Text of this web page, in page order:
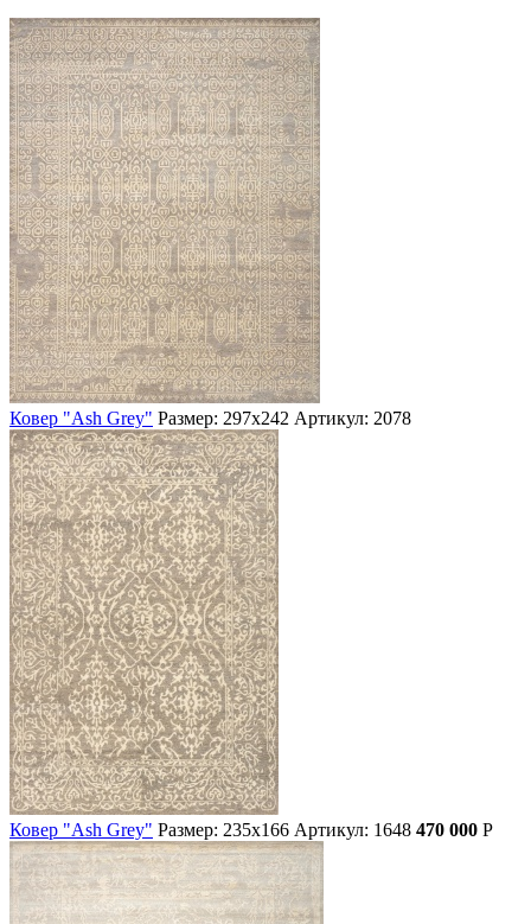
Ковер "Ash Grey" Размер: 297х242 Артикул: 2078
Ковер "Ash Grey" Размер: 235х166 Артикул: 1648 470 000 Р